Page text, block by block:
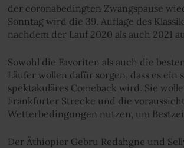
der coronabedingten Zwangspause
Sonntag wird die 39. Auflage des
nachdem der Lauf 2020 als auch 2021
Sowohl die Favoriten als auch die
Läufer wollen dafür sorgen, dass es
spektakuläres Comeback wird. Sie
Frankfurter Strecke und die
Wetterbedingungen nutzen, um
Der Äthiopier Gebru Redahgne und